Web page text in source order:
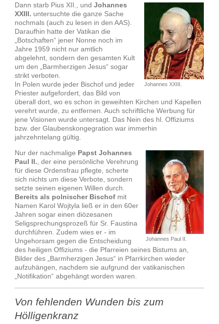
Johannes XXIII.
Dann starb Pius XII., und Johannes
XXIII. untersuchte die ganze Sache
nochmals (auch zu lesen in den AAS).
Daraufhin hatte der Vatikan die
„Botschaften“ jener Nonne noch im
Jahre 1959 nicht nur amtlich
abgelehnt, sondern den gesamten Kult
um den „Barmherzigen Jesus“ sogar
strikt verboten.
In Polen wurde jeder Bischof und jeder
Priester aufgefordert, das Bild von
überall dort, wo es schon in geweihten Kirchen und Kapellen
verehrt wurde, zu entfernen. Auch schriftliche Werbung für
jene Visionen wurde untersagt. Das Nein des hl. Offiziums
bzw. der Glaubenskongegration war immerhin
jahrzehntelang gültig.
Johannes Paul II.
Nur der nachmalige Papst Johannes
Paul II. , der eine persönliche Verehrung
für diese Ordensfrau pflegte, scherte
sich nichts um diese Verbote, sondern
setzte seinen eigenen Willen durch.
Bereits als polnischer Bischof mit
Namen Karol Wojtyla ließ er in den 60er
Jahren sogar einen diözesanen
Seligsprechungsprozeß für Sr. Faustina
durchführen. Zudem wies er - im
Ungehorsam gegen die Entscheidung
des heiligen Offiziums - die Pfarreien seines Bistums an,
Bilder des „Barmherzigen Jesus“ in Pfarrkirchen wieder
aufzuhängen, nachdem sie aufgrund der vatikanischen
„Notifikation“ abgehängt worden waren.
Von fehlenden Wunden bis zum
Hölligenkranz